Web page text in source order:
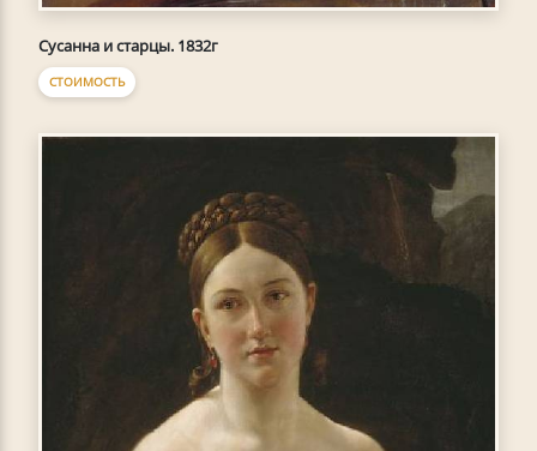
Сусанна и старцы. 1832г
СТОИМОСТЬ